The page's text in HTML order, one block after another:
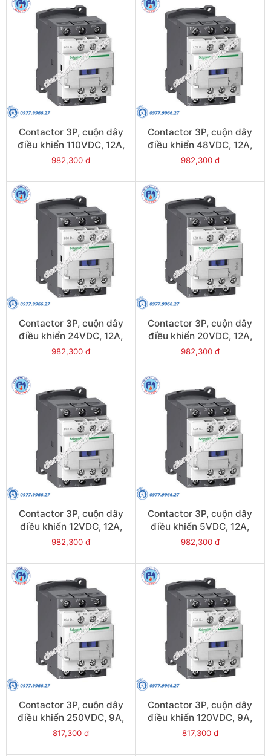
Contactor 3P, cuộn dây
điều khiển 110VDC, 12A,
1N/O, 1N/C - Model
982,300 đ
Contactor 3P, cuộn dây
điều khiển 48VDC, 12A,
1N/O, 1N/C - Model
982,300 đ
Contactor 3P, cuộn dây
điều khiển 24VDC, 12A,
1N/O, 1N/C - Model
982,300 đ
Contactor 3P, cuộn dây
điều khiển 20VDC, 12A,
1N/O, 1N/C - Model
982,300 đ
Contactor 3P, cuộn dây
điều khiển 12VDC, 12A,
1N/O, 1N/C - Model
982,300 đ
Contactor 3P, cuộn dây
điều khiển 5VDC, 12A,
1N/O, 1N/C - Model
982,300 đ
Contactor 3P, cuộn dây
điều khiển 250VDC, 9A,
1N/O, 1N/C - Model
817,300 đ
Contactor 3P, cuộn dây
điều khiển 120VDC, 9A,
1N/O, 1N/C - Model
817,300 đ